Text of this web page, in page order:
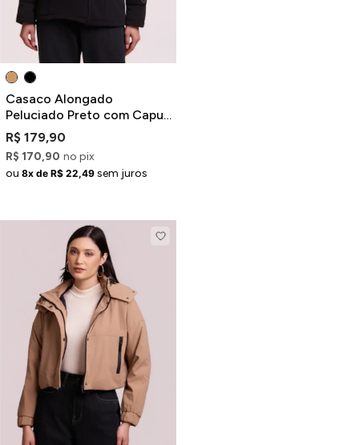
Casaco Alongado
Peluciado Preto com Capuz
e Cinto
R$ 179,90
R$ 170,90 no pix
ou 8x de R$ 22,49 sem juros